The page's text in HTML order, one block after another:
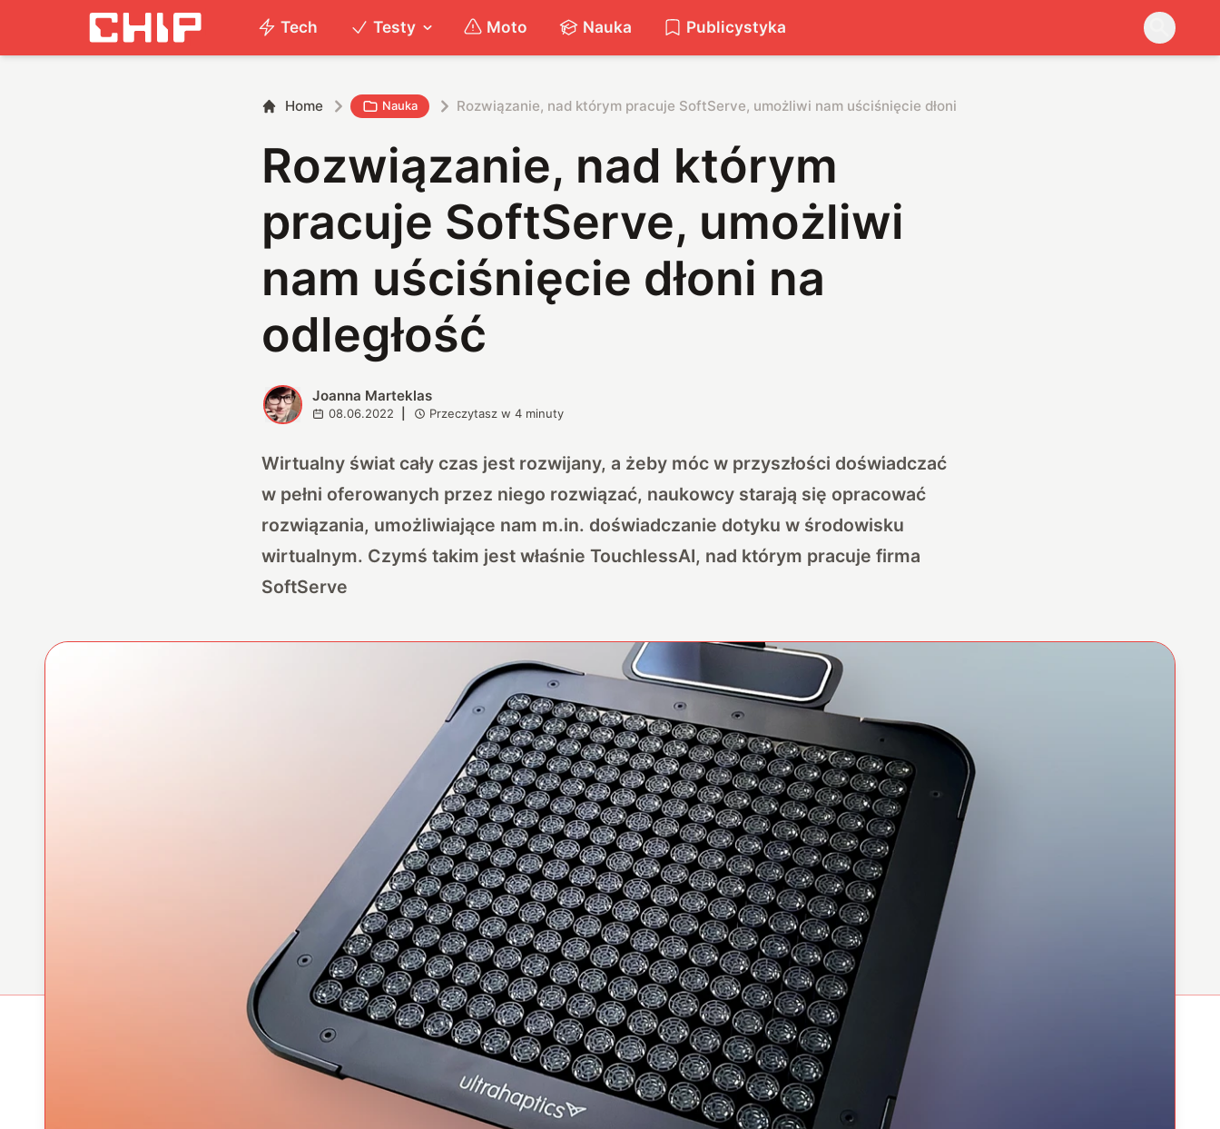
Tech Testy Moto Nauka Publicystyka
Home Nauka Rozwiązanie, nad którym pracuje SoftServe, umożliwi nam uściśnięcie dłoni na odległość
Rozwiązanie, nad którym
pracuje SoftServe, umożliwi
nam uściśnięcie dłoni na
odległość
J Joanna Marteklas
08.06.2022 Przeczytasz w4 minuty
Wirtualny świat cały czas jest rozwijany, a żeby móc w przyszłości doświadczać
w pełni oferowanych przez niego rozwiązać, naukowcy starają się opracować
rozwiązania, umożliwiające nam m.in. doświadczanie dotyku w środowisku
wirtualnym. Czymś takim jest właśnie TouchlessAI, nad którym pracuje firma
SoftServe